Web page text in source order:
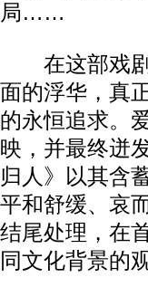
局……
在这部戏剧
面的浮华，真
的永恒追求。
映，并最终迸
归人》以其含
平和舒缓、哀
结尾处理，在
同文化背景的